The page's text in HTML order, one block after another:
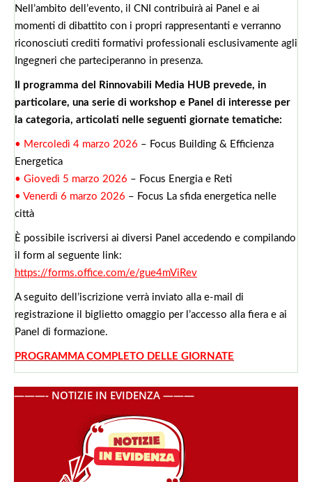
Nell’ambito dell’evento, il CNI contribuirà ai Panel e ai
momenti di dibattito con i propri rappresentanti e verranno
riconosciuti crediti formativi professionali esclusivamente agli
Ingegneri che parteciperanno in presenza.
Il programma del Rinnovabili Media HUB prevede, in
particolare, una serie di workshop e Panel di interesse per
la categoria, articolati nelle seguenti giornate tematiche:
• Mercoledì 4 marzo 2026 – Focus Building & Efficienza
Energetica
• Giovedì 5 marzo 2026 – Focus Energia e Reti
• Venerdì 6 marzo 2026 – Focus La sfida energetica nelle
città
È possibile iscriversi ai diversi Panel accedendo e compilando
il form al seguente link:
https://forms.office.com/e/gue4mViRev
A seguito dell’iscrizione verrà inviato alla e-mail di
registrazione il biglietto omaggio per l’accesso alla fiera e ai
Panel di formazione.
PROGRAMMA COMPLETO DELLE GIORNATE
———- NOTIZIE IN EVIDENZA ———